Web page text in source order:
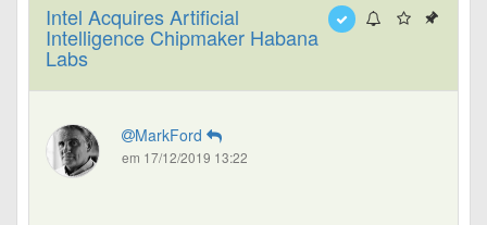
Intel Acquires Artificial
Intelligence Chipmaker Habana
Labs
MarkFord
em 17/12/2019 13:22